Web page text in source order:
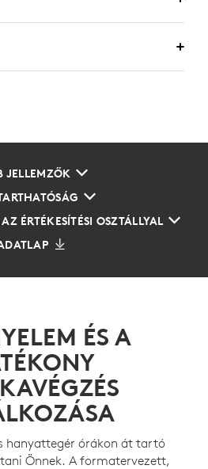
JELLEMZŐK
ÉRTÉKESÍTÉSI OSZTÁLLYAL
ÉS A
hanyattegér órákon át tartó
Önnek. A formatervezett,